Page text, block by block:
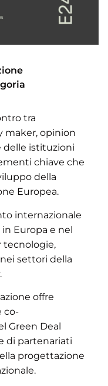
tra
maker, opinion
delle istituzioni
chiave che
della
Europea.
internazionale
Europa e nel
tecnologie,
settori della
offre
co-
Green Deal
di partenariati
progettazione